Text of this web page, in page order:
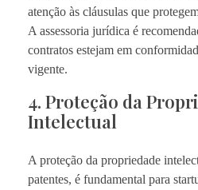
atenção às cláusulas que
A assessoria jurídica é
contratos estejam em
vigente.
4. Proteção da
Intelectual
A proteção da propriedade
patentes, é fundamental para